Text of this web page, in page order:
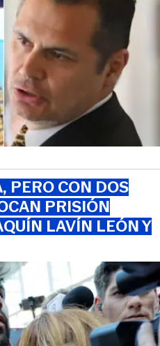
PERO CON DOS
PRISIÓN
LAVÍN LEÓN Y